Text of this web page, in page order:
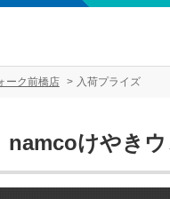
ーク前橋店 入荷プライズ
namcoけやき